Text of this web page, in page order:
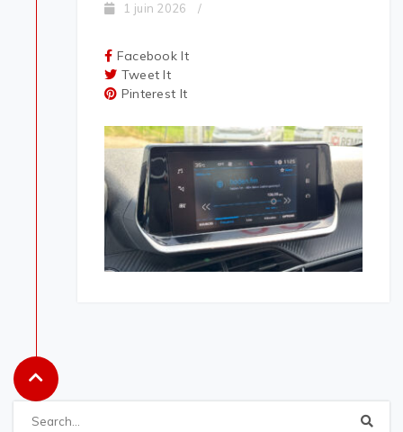
1 juin 2026 /
Facebook It
Tweet It
Pinterest It